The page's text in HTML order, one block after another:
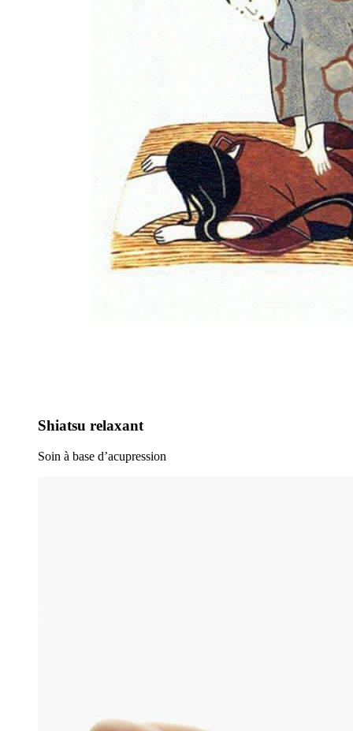
Shiatsu relaxant
Soin à base d’acupression